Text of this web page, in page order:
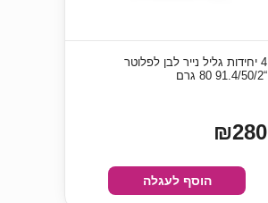
4 יחידות גליל נייר לבן לפלוטר
“91.4/50/2 80 גרם
₪280
הוסף לעגלה